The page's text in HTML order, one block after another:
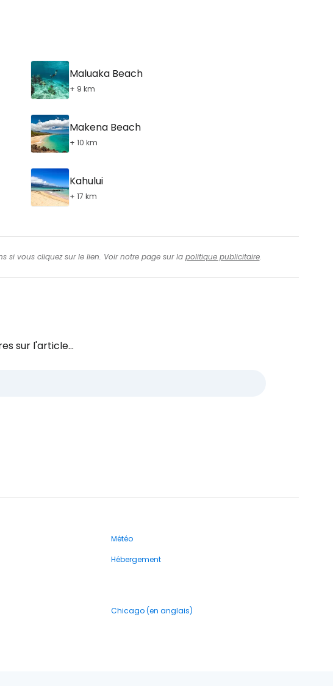
Maluaka Beach
+ 9 km
Makena Beach
+ 10 km
Kahului
+ 17 km
si vous cliquez sur le lien. Voir notre page sur la politique publicitaire.
sur l'article...
Météo
Hébergement
Chicago (en anglais)